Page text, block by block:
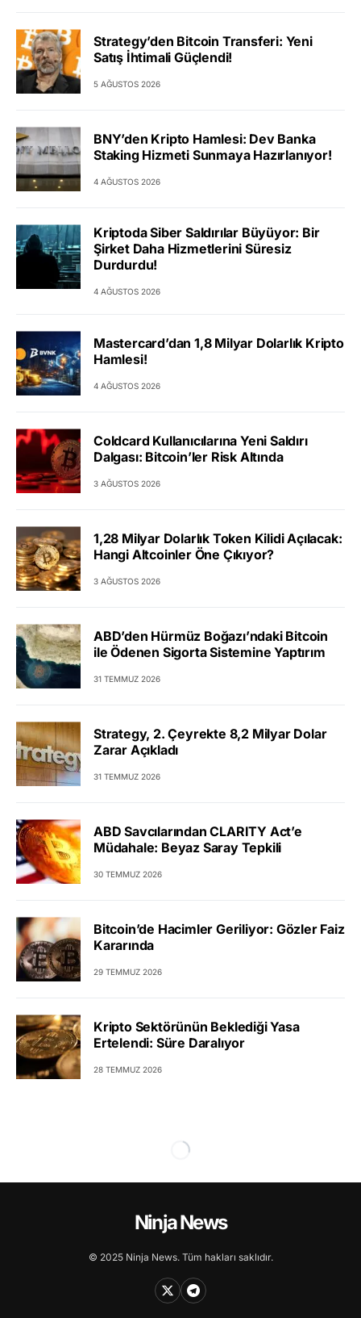
Strategy’den Bitcoin Transferi: Yeni
Satış İhtimali Güçlendi!
5 AĞUSTOS 2026
BNY’den Kripto Hamlesi: Dev Banka
Staking Hizmeti Sunmaya Hazırlanıyor!
4 AĞUSTOS 2026
Kriptoda Siber Saldırılar Büyüyor: Bir
Şirket Daha Hizmetlerini Süresiz
Durdurdu!
4 AĞUSTOS 2026
Mastercard’dan 1,8 Milyar Dolarlık Kripto
Hamlesi!
4 AĞUSTOS 2026
Coldcard Kullanıcılarına Yeni Saldırı
Dalgası: Bitcoin’ler Risk Altında
3 AĞUSTOS 2026
1,28 Milyar Dolarlık Token Kilidi Açılacak:
Hangi Altcoinler Öne Çıkıyor?
3 AĞUSTOS 2026
ABD’den Hürmüz Boğazı’ndaki Bitcoin
ile Ödenen Sigorta Sistemine Yaptırım
31 TEMMUZ 2026
Strategy, 2. Çeyrekte 8,2 Milyar Dolar
Zarar Açıkladı
31 TEMMUZ 2026
ABD Savcılarından CLARITY Act’e
Müdahale: Beyaz Saray Tepkili
30 TEMMUZ 2026
Bitcoin’de Hacimler Geriliyor: Gözler Faiz
Kararında
29 TEMMUZ 2026
Kripto Sektörünün Beklediği Yasa
Ertelendi: Süre Daralıyor
28 TEMMUZ 2026
Ninja News
© 2025 Ninja News. Tüm hakları saklıdır.